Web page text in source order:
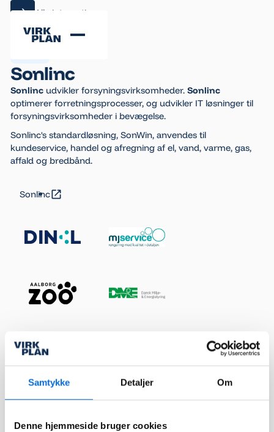
Samtykke Detaljer Om
Denne hjemmeside bruger cookies
Alle integrationer
Alle integrationer
Sonlinc
Sonlinc udvikler forsyningsvirksomheder.Sonlinc
optimerer forretningsprocesser, og udvikler IT løsninger til
forsyningsvirksomheder i bevægelse.
Sonlinc's standardløsning, SonWin, anvendes til
kundeservice, handel og afregning af el, vand, varme, gas,
affald og bredbånd.
Sonlinc
Virkplan tilbyder dig en
med et samlet formål – at
Forside